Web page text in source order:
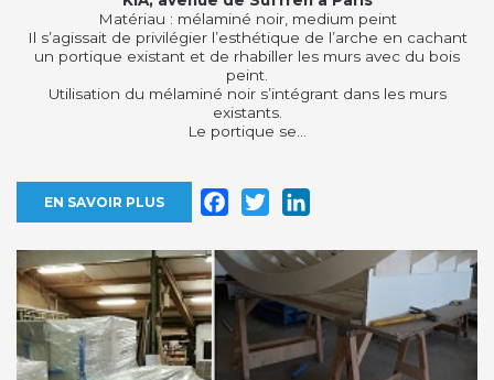
Matériau : mélaminé noir, medium peint
Il s’agissait de privilégier l’esthétique de l’arche en cachant
un portique existant et de rhabiller les murs avec du bois
peint.
Utilisation du mélaminé noir s’intégrant dans les murs
existants.
Le portique se...
EN SAVOIR PLUS Facebook
Twitter